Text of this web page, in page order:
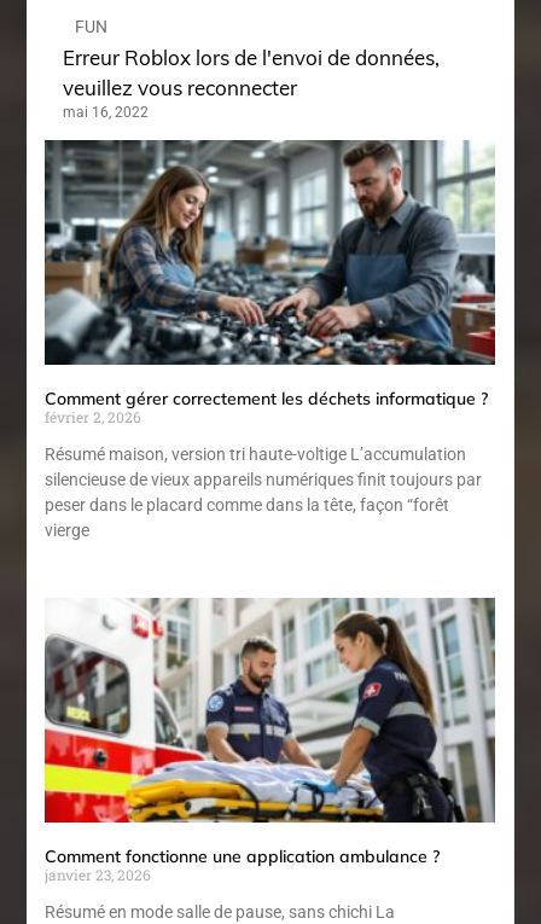
FUN
Erreur Roblox lors de l'envoi de données,
veuillez vous reconnecter
mai 16, 2022
Comment gérer correctement les déchets informatique ?
février 2, 2026
Résumé maison, version tri haute-voltige L’accumulation
silencieuse de vieux appareils numériques finit toujours par
peser dans le placard comme dans la tête, façon “forêt
vierge
Comment fonctionne une application ambulance ?
janvier 23, 2026
Résumé en mode salle de pause, sans chichi La